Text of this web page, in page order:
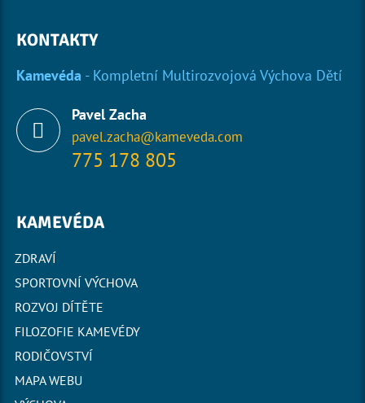
KONTAKTY
Kamevéda - Kompletní Multirozvojová Výchova Dětí
Pavel Zacha
pavel.zacha@kameveda.com
775 178 805
KAMEVÉDA
ZDRAVÍ
SPORTOVNÍ VÝCHOVA
ROZVOJ DÍTĚTE
FILOZOFIE KAMEVÉDY
RODIČOVSTVÍ
MAPA WEBU